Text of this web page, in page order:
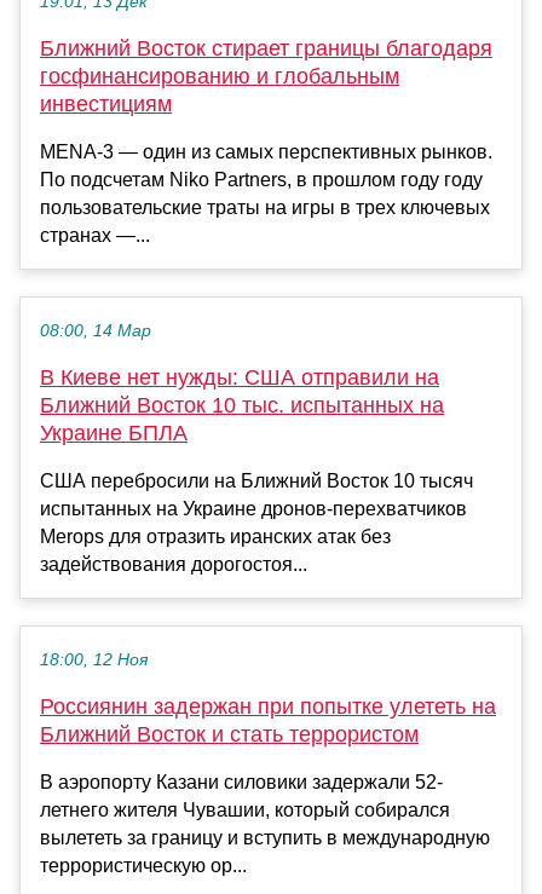
Ближний Восток стирает границы благодаря
госфинансированию и глобальным
инвестициям
MENA-3 — один из самых перспективных рынков.
По подсчетам Niko Partners, в прошлом году году
пользовательские траты на игры в трех ключевых
странах —...
08:00, 14 Мар
В Киеве нет нужды: США отправили на
Ближний Восток 10 тыс. испытанных на
Украине БПЛА
США перебросили на Ближний Восток 10 тысяч
испытанных на Украине дронов-перехватчиков
Merops для отразить иранских атак без
задействования дорогостоя...
18:00, 12 Ноя
Россиянин задержан при попытке улететь на
Ближний Восток и стать террористом
В аэропорту Казани силовики задержали 52-
летнего жителя Чувашии, который собирался
вылететь за границу и вступить в международную
террористическую ор...